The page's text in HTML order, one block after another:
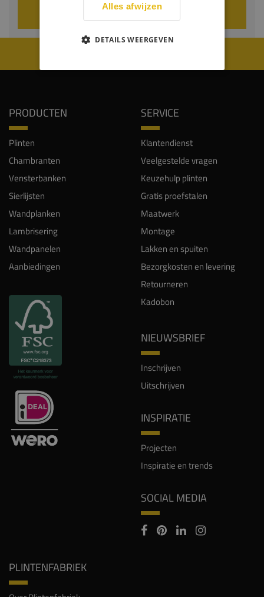
VOEG TOE AAN WINKELWAGEN
PRODUCTEN
Plinten
Chambranten
Vensterbanken
Sierlijsten
Wandplanken
Lambrisering
Wandpanelen
Aanbiedingen
SERVICE
Klantendienst
Veelgestelde vragen
Keuzehulp plinten
Gratis proefstalen
Maatwerk
Montage
Lakken en spuiten
Bezorgkosten en levering
Retourneren
Kadobon
NIEUWSBRIEF
Inschrijven
Uitschrijven
INSPIRATIE
Projecten
Inspiratie en trends
SOCIAL MEDIA
PLINTENFABRIEK
Alles afwijzen
DETAILS WEERGEVEN